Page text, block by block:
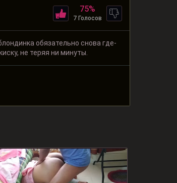
75%
7 Голосов
обязательно снова где-
не теряя ни минуты.